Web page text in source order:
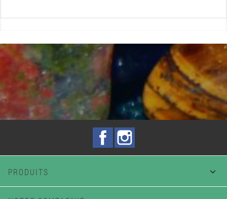
Facebook
PRODUITS 